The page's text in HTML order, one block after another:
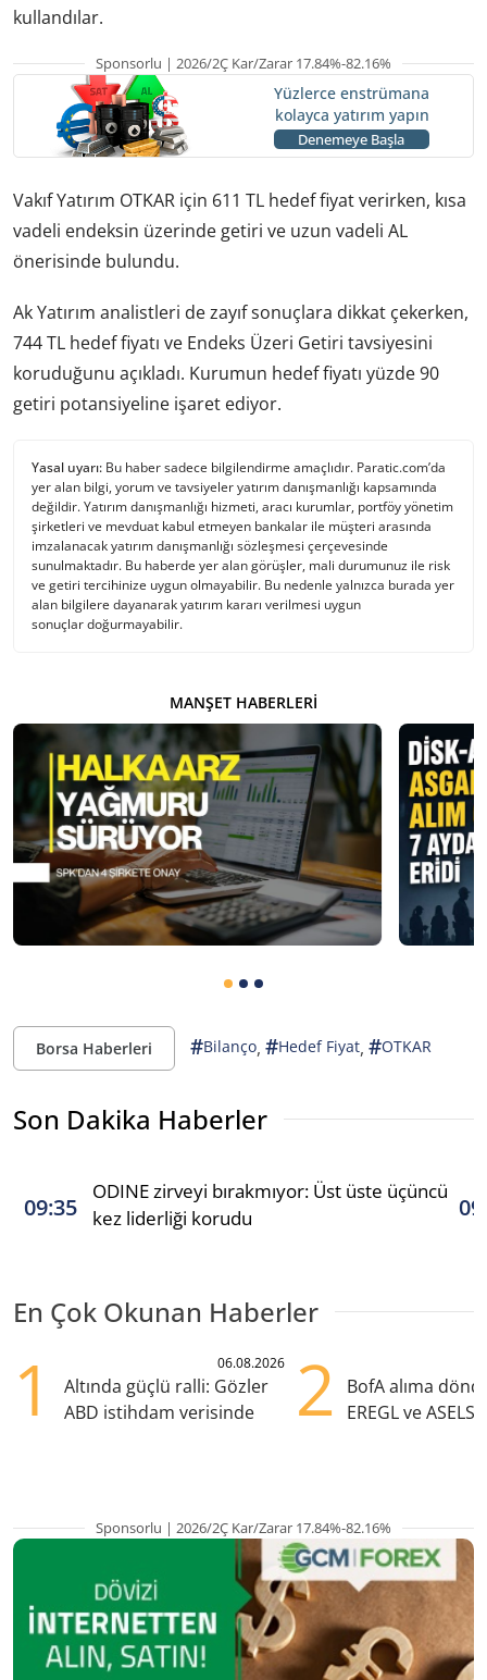
kullandılar.
Sponsorlu | 2026/2Ç Kar/Zarar 17.84%-82.16%
Yüzlerce enstrümana
kolayca yatırım yapın
Denemeye Başla
Vakıf Yatırım OTKAR için 611 TL hedef fiyat verirken, kısa
vadeli endeksin üzerinde getiri ve uzun vadeli AL
önerisinde bulundu.
Ak Yatırım analistleri de zayıf sonuçlara dikkat çekerken,
744 TL hedef fiyatı ve Endeks Üzeri Getiri tavsiyesini
koruduğunu açıkladı. Kurumun hedef fiyatı yüzde 90
getiri potansiyeline işaret ediyor.
Yasal uyarı: Bu haber sadece bilgilendirme amaçlıdır. Paratic.com’da
yer alan bilgi, yorum ve tavsiyeler yatırım danışmanlığı kapsamında
değildir. Yatırım danışmanlığı hizmeti, aracı kurumlar, portföy yönetim
şirketleri ve mevduat kabul etmeyen bankalar ile müşteri arasında
imzalanacak yatırım danışmanlığı sözleşmesi çerçevesinde
sunulmaktadır. Bu haberde yer alan görüşler, mali durumunuz ile risk
ve getiri tercihinize uygun olmayabilir. Bu nedenle yalnızca burada yer
alan bilgilere dayanarak yatırım kararı verilmesi uygun
sonuçlar doğurmayabilir.
MANŞET HABERLERI
Borsa Haberleri #Bilanço, #Hedef Fiyat, #OTKAR
Son Dakika Haberler
09:35
ODINE zirveyi bırakmıyor: Üst üste üçüncü
kez liderliği korudu
En Çok Okunan Haberler
1 06.08.2026
Altında güçlü ralli: Gözler
ABD istihdam verisinde
2
BofA alıma
EREGL ve ASELS
Sponsorlu | 2026/2Ç Kar/Zarar 17.84%-82.16%